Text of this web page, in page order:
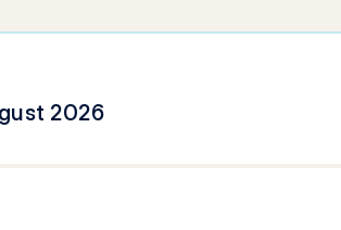
2026